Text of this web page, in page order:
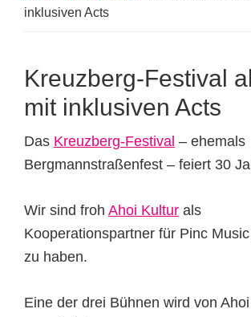
inklusiven Acts
Kreuzberg-Festival
mit inklusiven Acts
Das Kreuzberg-Festival – ehemals
Bergmannstraßenfest – feiert 30
Wir sind froh Ahoi Kultur als
Kooperationspartner für Pinc
zu haben.
Eine der drei Bühnen wird von